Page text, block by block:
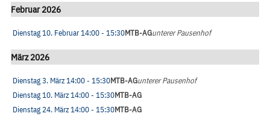
Februar 2026
Dienstag 10. Februar14:00- 15:30MTB-AGunterer Pausenhof
März 2026
Dienstag 3. März14:00- 15:30MTB-AGunterer Pausenhof
Dienstag 10. März14:00- 15:30MTB-AG
Dienstag 24. März14:00- 15:30MTB-AG